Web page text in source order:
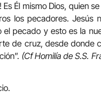
Él mismo Dios, quien
los pecadores. Jesús
pecado y esto es la
de cruz, desde donde
(Cf Homilía de S.S.